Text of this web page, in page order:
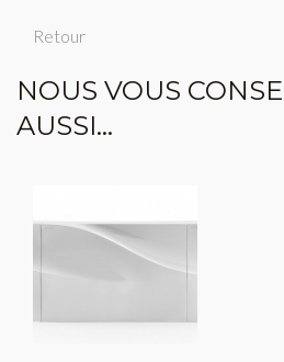
Retour
NOUS VOUS
AUSSI...